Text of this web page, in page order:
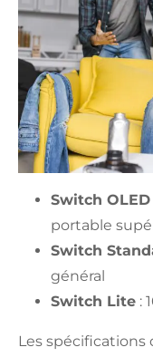
Switch OLED
portable
Switch
général
Switch Lite :
Les spécifications